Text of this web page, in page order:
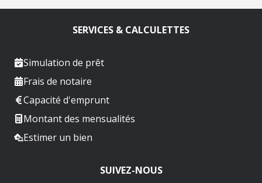
SERVICES & CALCULETTES
Simulation de prêt
Frais de notaire
Capacité d'emprunt
Montant des mensualités
Estimer un bien
SUIVEZ-NOUS